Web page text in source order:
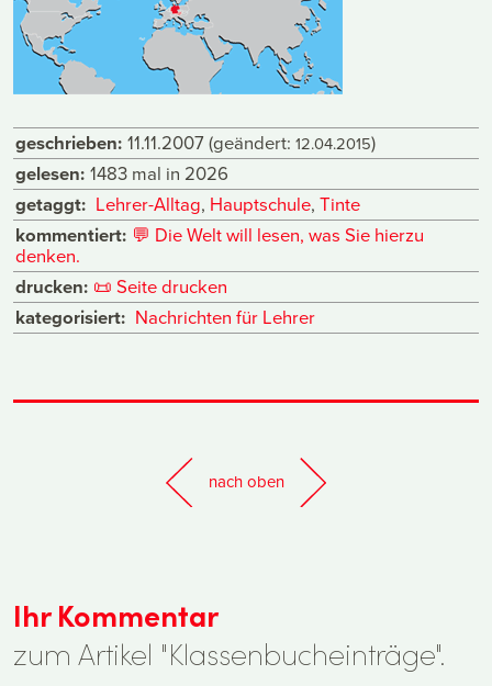
geschrieben: 11.11.2007(geändert: 12.04.2015)
gelesen: 1483 mal in 2026
getaggt: Lehrer-Alltag, Hauptschule, Tinte
kommentiert: 💬 Die Welt will lesen, was Sie hierzu
denken.
drucken: 📜 Seite drucken
kategorisiert: Nachrichten für Lehrer
nach oben
Ihr Kommentar
zum Artikel "Klassenbucheinträge".